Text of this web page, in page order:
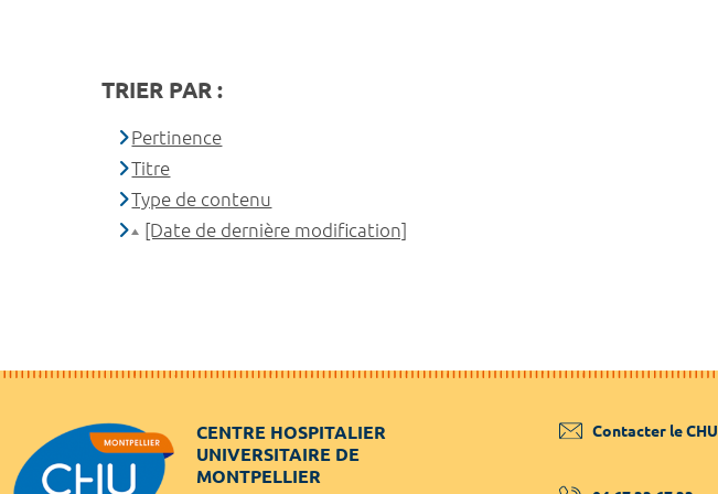
TRIER PAR :
Pertinence
Titre
Type de contenu
[Date de dernière modification]
CENTRE HOSPITALIER
UNIVERSITAIRE DE
MONTPELLIER
Contacter le CHU